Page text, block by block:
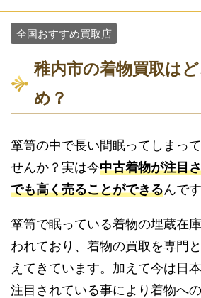
全国おすすめ買取店
稚内市の着物買取は
め？
箪笥の中で長い間眠ってしまっ
せんか？実は今中古着物が注目
でも高く売ることができるんです
箪笥で眠っている着物の埋蔵在
われており、着物の買取を専門
えてきています。加えて今は日
注目されている事により着物へ